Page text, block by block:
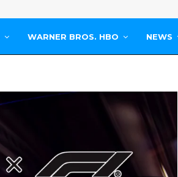
WARNER BROS. HBO NEWS